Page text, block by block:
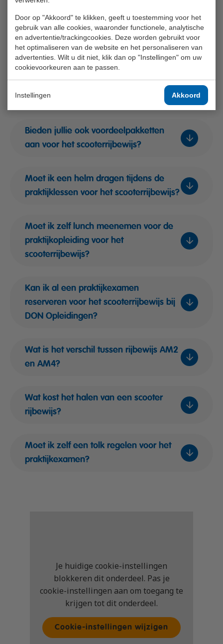
Door op "Akkoord" te klikken, geeft u toestemming voor het
gebruik van alle cookies, waaronder functionele, analytische
en advertentie/trackingcookies. Deze worden gebruikt voor
het optimaliseren van de website en het personaliseren van
advertenties. Wilt u dit niet, klik dan op "Instellingen" om uw
cookievoorkeuren aan te passen.
Instellingen Akkoord
het scooterrijbewijs in het bezit zijn van
een theoriecertificaat?
Welke kleding moet ik meenemen voor
de praktijklessen voor het
scooterrijbewijs?
Bieden jullie ook voordeelpakketten
aan voor het scooterrijbewijs?
Moet ik een helm dragen tijdens de
praktijklessen voor het scooterrijbewijs?
Moet ik zelf lunch meenemen voor de
praktijkopleiding voor het
scooterrijbewijs?
Kan ik al een praktijkexamen
reserveren voor het scooterrijbewijs bij
DON Opleidingen?
Wat is het verschil tussen rijbewijs AM2
en AM4?
Wat kost het halen van een scooter
rijbewijs?
dagopleiding
€ 89,-
Theorie-
Opstappakket € 725,-
Moet ik zelf een tolk regelen voor het
praktijkexamen?
Je huidige cookie-instellingen
blokkeren dit onderdeel. Pas je
cookie-instellingen aan om toegang te
krijgen tot dit onderdeel.
Cookie-instellingen wijzigen